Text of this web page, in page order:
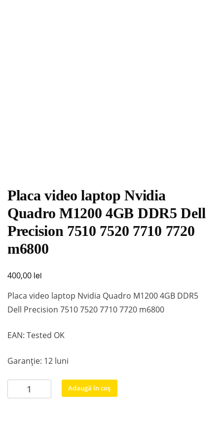
Placa video laptop Nvidia
Quadro M1200 4GB DDR5 Dell
Precision 7510 7520 7710 7720
m6800
400,00 lei
Placa video laptop Nvidia Quadro M1200 4GB DDR5
Dell Precision 7510 7520 7710 7720 m6800
EAN: Tested OK
Garanție: 12 luni
Cantitate
Placa
Adaugă în coș